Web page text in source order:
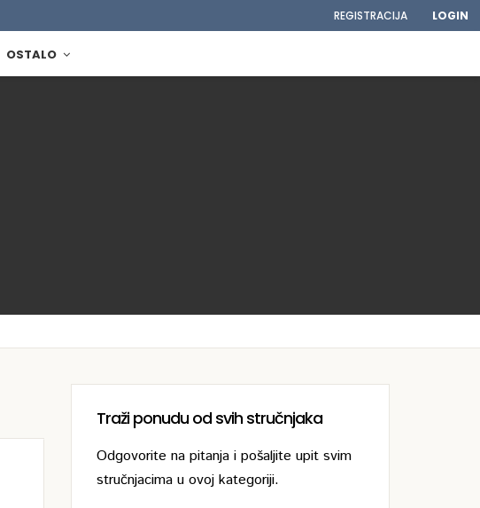
REGISTRACIJA LOGIN
OSTALO
Traži ponudu od svih stručnjaka
Odgovorite na pitanja i pošaljite upit svim
stručnjacima u ovoj kategoriji.